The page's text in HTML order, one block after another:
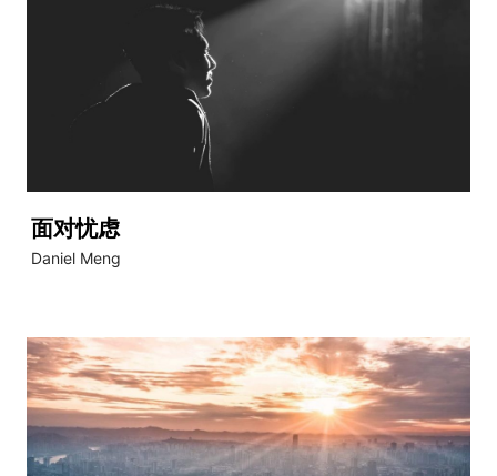
面对忧虑
Daniel Meng